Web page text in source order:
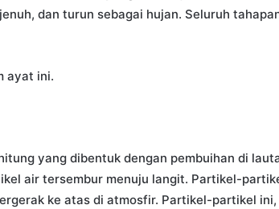
dan turun sebagai hujan. Seluruh
ayat ini.
yang dibentuk dengan pembuihan di
air tersembur menuju langit. Partikel-
ke atas di atmosfir. Partikel-partikel